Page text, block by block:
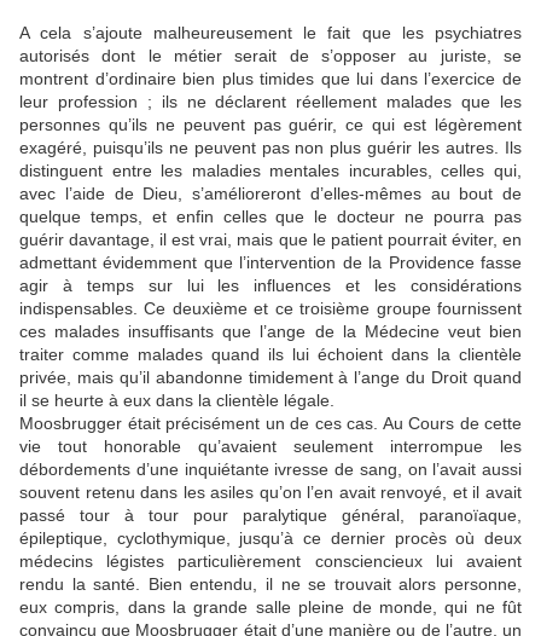
A cela s’ajoute malheureusement le fait que les psychiatres
autorisés dont le métier serait de s’opposer au juriste, se
montrent d’ordinaire bien plus timides que lui dans l’exercice de
leur profession ; ils ne déclarent réellement malades que les
personnes qu’ils ne peuvent pas guérir, ce qui est légèrement
exagéré, puisqu’ils ne peuvent pas non plus guérir les autres. Ils
distinguent entre les maladies mentales incurables, celles qui,
avec l’aide de Dieu, s’amélioreront d’elles-mêmes au bout de
quelque temps, et enfin celles que le docteur ne pourra pas
guérir davantage, il est vrai, mais que le patient pourrait éviter, en
admettant évidemment que l’intervention de la Providence fasse
agir à temps sur lui les influences et les considérations
indispensables. Ce deuxième et ce troisième groupe fournissent
ces malades insuffisants que l’ange de la Médecine veut bien
traiter comme malades quand ils lui échoient dans la clientèle
privée, mais qu’il abandonne timidement à l’ange du Droit quand
il se heurte à eux dans la clientèle légale.
Moosbrugger était précisément un de ces cas. Au Cours de cette
vie tout honorable qu’avaient seulement interrompue les
débordements d’une inquiétante ivresse de sang, on l’avait aussi
souvent retenu dans les asiles qu’on l’en avait renvoyé, et il avait
passé tour à tour pour paralytique général, paranoïaque,
épileptique, cyclothymique, jusqu’à ce dernier procès où deux
médecins légistes particulièrement consciencieux lui avaient
rendu la santé. Bien entendu, il ne se trouvait alors personne,
eux compris, dans la grande salle pleine de monde, qui ne fût
convaincu que Moosbrugger était d’une manière ou de l’autre, un